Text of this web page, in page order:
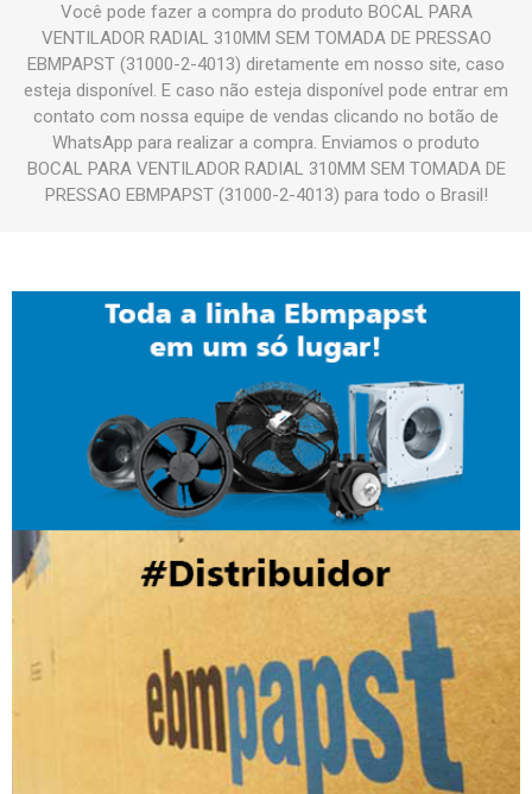
Você pode fazer a compra do produto BOCAL PARA
VENTILADOR RADIAL 310MM SEM TOMADA DE PRESSAO
EBMPAPST (31000-2-4013) diretamente em nosso site, caso
esteja disponível. E caso não esteja disponível pode entrar em
contato com nossa equipe de vendas clicando no botão de
WhatsApp para realizar a compra. Enviamos o produto
BOCAL PARA VENTILADOR RADIAL 310MM SEM TOMADA DE
PRESSAO EBMPAPST (31000-2-4013) para todo o Brasil!